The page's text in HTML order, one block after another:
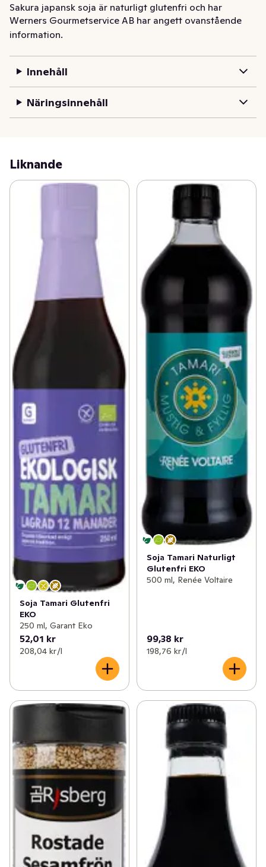
Sakura japansk soja är naturligt glutenfri och har
naturligt låg salthalt. Sojan är producerad av GMO-fria
ingredienser och är naturligt fermenterad. En ljus
Werners Gourmetservice AB har angett ovanstående
information.
Innehåll
Näringsinnehåll
Liknande
Soja Tamari Glutenfri
EKO
250 ml, Garant Eko
52,01 kr
208,04 kr /l
Soja Tamari Naturligt
Glutenfri EKO
500 ml, Renée Voltaire
99,38 kr
198,76 kr /l